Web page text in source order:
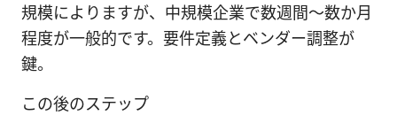
規模によりますが、中規模企業で数週間〜数か月
程度が一般的です。要件定義とベンダー調整が
鍵。
この後のステップ